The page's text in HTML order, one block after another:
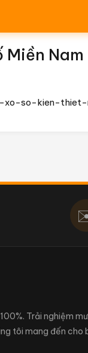
Miền
so-kien-thiet-
Trải nghiệm
tôi mang đến cho